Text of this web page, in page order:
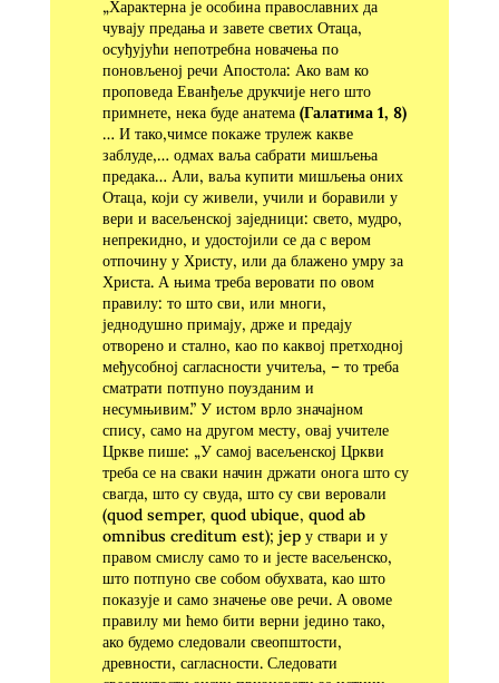
„Характерна је особина православних да
чувају предања и завете светих Отаца,
осуђујући непотребна новачења по
поновљеној речи Апостола: Ако вам ко
проповеда Еванђеље друкчије него што
примнете, нека буде анатема (Галатима 1, 8)
… И тако,чимсе покаже трулеж какве
заблуде,… одмах ваља сабрати мишљења
предака… Али, ваља купити мишљења оних
Отаца, који су живели, учили и боравили у
вери и васељенској заједници: свето, мудро,
непрекидно, и удостојили се да с вером
отпочину у Христу, или да блажено умру за
Христа. А њима треба веровати по овом
правилу: то што сви, или многи,
једнодушно примају, држе и предају
отворено и стално, као по каквој претходној
међусобној сагласности учитеља, – то треба
сматрати потпуно поузданим и
несумњивим.” У истом врло значајном
спису, само на другом месту, овај учи­теле
Цркве пише: „У самој васељенској Цркви
треба се на сваки начин држати онога што су
свагда, што су свуда, што су сви веровали
(quod semper, quod ubique, quod ab
omnibus creditum est); jep у ствари и у
правом смислу само то и јесте васељенско,
што потпуно све собом обухвата, као што
показује и само значење ове речи. А овоме
правилу ми ћемо бити верни једино тако,
ако будемо следовали свеопштости,
древности, сагласности. Следовати